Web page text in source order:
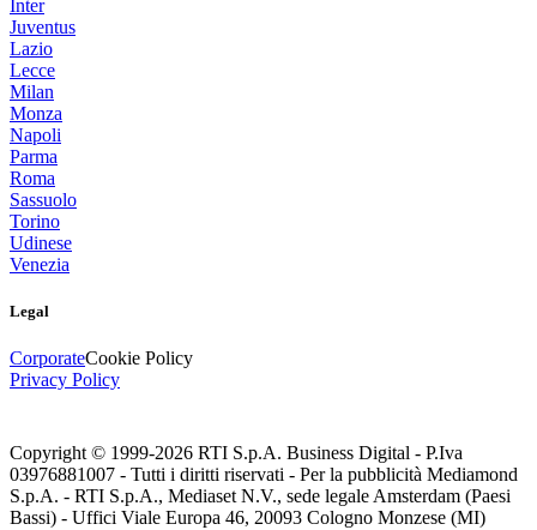
Inter
Juventus
Lazio
Lecce
Milan
Monza
Napoli
Parma
Roma
Sassuolo
Torino
Udinese
Venezia
Legal
CorporateCookie Policy
Privacy Policy
Copyright © 1999-2026 RTI S.p.A. Business Digital - P.Iva
03976881007 - Tutti i diritti riservati - Per la pubblicità Mediamond
S.p.A. - RTI S.p.A., Mediaset N.V., sede legale Amsterdam (Paesi
Bassi) - Uffici Viale Europa 46, 20093 Cologno Monzese (MI)